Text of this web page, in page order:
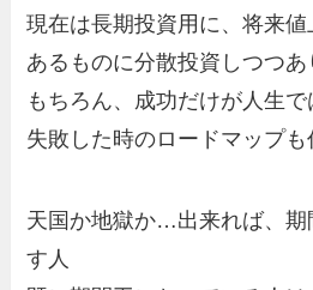
現在は長期投資用に、将来
あるものに分散投資しつつあ
もちろん、成功だけが人生
失敗した時のロードマップも
天国か地獄か…出来れば、期
す人